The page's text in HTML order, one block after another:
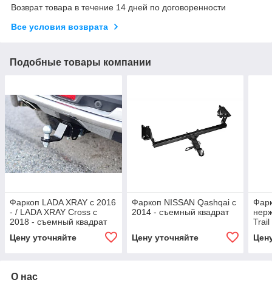
Возврат товара в течение 14 дней по договоренности
Все условия возврата
Подобные товары компании
Фаркоп LADA XRAY с 2016
- / LADA XRAY Cross c
2018 - съемный квадрат
Цену уточняйте
Фаркоп NISSAN Qashqai с
2014 - съемный квадрат
Цену уточняйте
О нас